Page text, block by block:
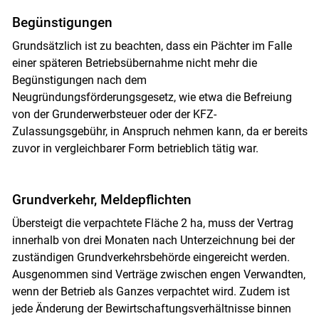
Begünstigungen
Grundsätzlich ist zu beachten, dass ein Pächter im Falle
einer späteren Betriebsübernahme nicht mehr die
Begünstigungen nach dem
Neugründungsförderungsgesetz, wie etwa die Befreiung
von der Grunderwerbsteuer oder der KFZ-
Zulassungsgebühr, in Anspruch nehmen kann, da er bereits
zuvor in vergleichbarer Form betrieblich tätig war.
Grundverkehr, Meldepflichten
Übersteigt die verpachtete Fläche 2 ha, muss der Vertrag
innerhalb von drei Monaten nach Unterzeichnung bei der
zuständigen Grundverkehrsbehörde eingereicht werden.
Ausgenommen sind Verträge zwischen engen Verwandten,
wenn der Betrieb als Ganzes verpachtet wird. Zudem ist
jede Änderung der Bewirtschaftungsverhältnisse binnen